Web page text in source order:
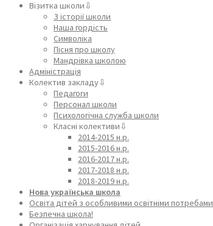
Візитка школи⇩
З історії школи
Наша гордість
Символіка
Пісня про школу
Мандрівка школою
Адміністрація
Колектив закладу⇩
Педагоги
Персонал школи
Психологічна служба школи
Класні колективи⇩
2014-2015 н.р.
2015-2016 н.р.
2016-2017 н.р.
2017-2018 н.р.
2018-2019 н.р.
Нова українська школа
Освіта дітей з особливими освітніми потребами
Безпечна школа!